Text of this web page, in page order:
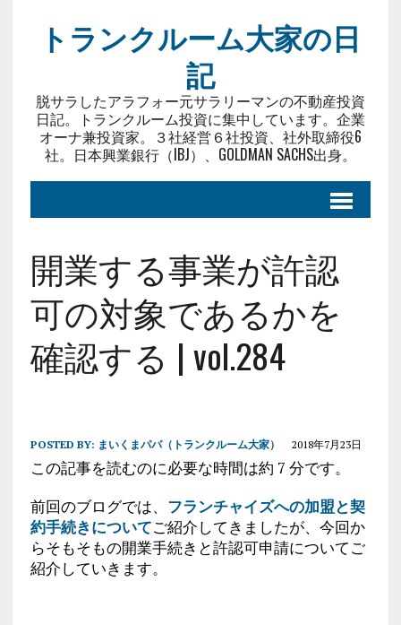
トランクルーム大家の日
記
脱サラしたアラフォー元サラリーマンの不動産投資
日記。トランクルーム投資に集中しています。企業
オーナ兼投資家。３社経営６社投資、社外取締役6
社。日本興業銀行（IBJ）、GOLDMAN SACHS出身。
開業する事業が許認
可の対象であるかを
確認する | vol.284
POSTED BY: まいくまパパ（トランクルーム大家） 2018年7月23日
この記事を読むのに必要な時間は約 7 分です。
前回のブログでは、 フランチャイズへの加盟と契
約手続きについてご紹介してきましたが、今回か
らそもそもの開業手続きと許認可申請についてご
紹介していきます。